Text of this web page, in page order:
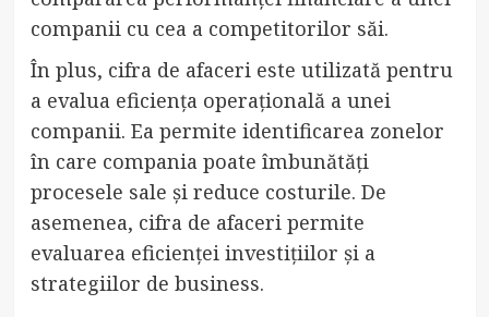
companii cu cea a competitorilor săi.
În plus, cifra de afaceri este utilizată pentru
a evalua eficiența operațională a unei
companii. Ea permite identificarea zonelor
în care compania poate îmbunătăți
procesele sale și reduce costurile. De
asemenea, cifra de afaceri permite
evaluarea eficienței investițiilor și a
strategiilor de business.